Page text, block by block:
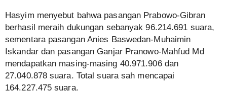
Hasyim menyebut bahwa pasangan Prabowo-Gibran
berhasil meraih dukungan sebanyak 96.214.691 suara,
sementara pasangan Anies Baswedan-Muhaimin
Iskandar dan pasangan Ganjar Pranowo-Mahfud Md
mendapatkan masing-masing 40.971.906 dan
27.040.878 suara. Total suara sah mencapai
164.227.475 suara.